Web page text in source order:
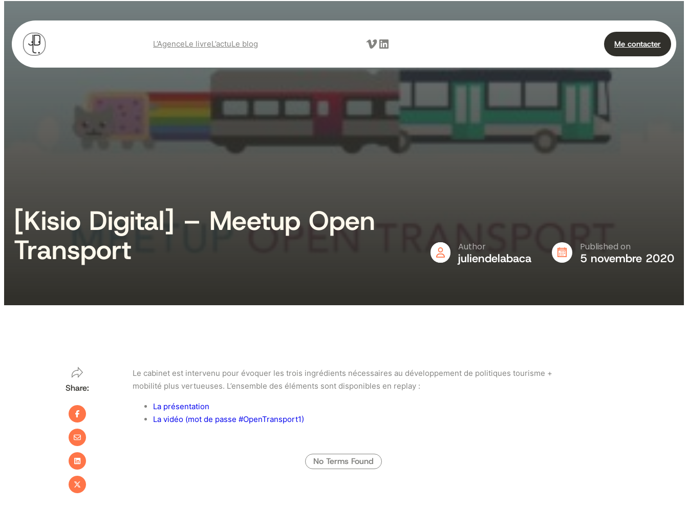
L’AgenceLe livreL’actuLe blog Vimeo LinkedIn Me contacter
[Kisio Digital] – Meetup Open
Transport
Author
juliendelabaca
Published on
5 novembre 2020
Share:
Le cabinet est intervenu pour évoquer les trois ingrédients nécessaires au développement de politiques tourisme +
mobilité plus vertueuses. L’ensemble des éléments sont disponibles en replay :
La présentation
La vidéo (mot de passe #OpenTransport1)
No Terms Found